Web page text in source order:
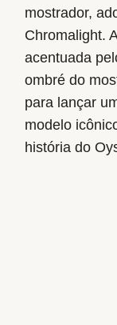
mostrador,
Chromalight.
acentuada
ombré do
para lançar
modelo
história do